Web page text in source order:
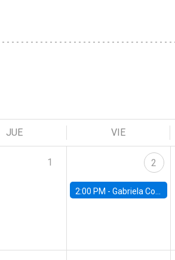
JUE VIE
1 2
2:00 PM - Gabriela Contreras, Banco Central de Chile y UC